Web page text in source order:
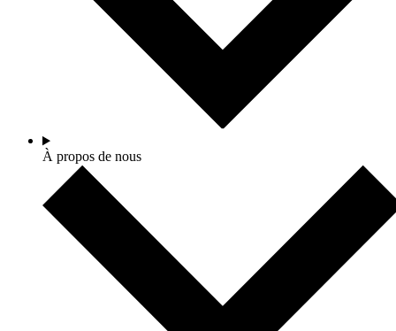
À propos de nous